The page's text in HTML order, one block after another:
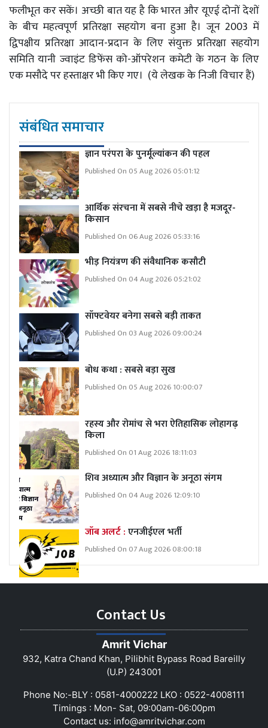
फलीभूत कर सकें। अच्छी बात यह है कि भारत और यूएई दोनों देशों
के बीच महत्वपूर्ण प्रतिरक्षा सहयोग बना हुआ है। जून 2003 में
द्विपक्षीय प्रतिरक्षा आदान-प्रदान के लिए संयुक्त प्रतिरक्षा सहयोग
समिति यानी ज्वाइंट डिफेंस को-ऑपरेशन कमेटी के गठन के लिए
एक मसौदे पर हस्ताक्षर भी किए गए। (ये लेखक के निजी विचार हैं)
संबंधित समाचार
ज्ञान परंपरा के पुनर्मूल्यांकन की पहल
Published On 05 Aug 2026 05:01:12
आर्थिक संरचना में सबसे नीचे खड़ा है मजदूर-
किसान
Published On 06 Aug 2026 05:33:16
भीड़ नियंत्रण की संवैधानिक कसौटी
Published On 04 Aug 2026 05:21:02
सॉफ्टवेयर बनेगा सबसे बड़ी ताकत
Published On 03 Aug 2026 09:00:24
बोध कथा : सबसे बड़ा सुख
Published On 05 Aug 2026 10:00:07
रहस्य और रोमांच से भरा ऐतिहासिक लोहागढ़
किला
Published On 01 Aug 2026 18:11:03
शिव अध्यात्म और विज्ञान के अनूठा संगम
Published On 04 Aug 2026 12:09:10
जॉब अलर्ट :एनजीईएल भर्ती
Published On 07 Aug 2026 08:00:18
Contact Us
Amrit Vichar
932, Katra Chand Khan, Pilibhit Bypass Road Bareilly
(U.P) 243001
Phone No:-BLY : 0581-4000222 LKO : 0522-4008111
Timings : Mon- Sat, 09:00am-06:00pm
Contact us: info@amritvichar.com